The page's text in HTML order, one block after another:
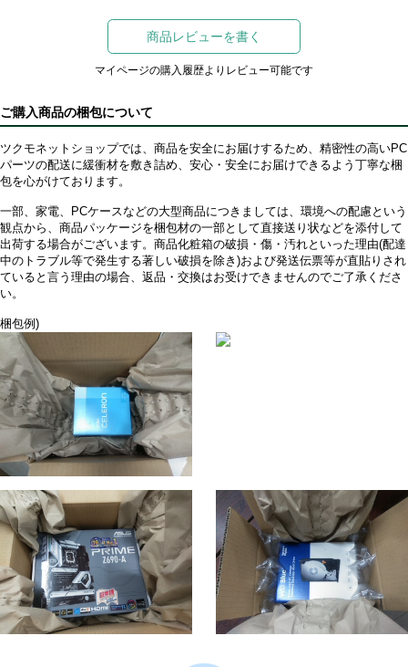
商品レビューを書く
マイページの購入履歴よりレビュー可能です
ご購入商品の梱包について
ツクモネットショップでは、商品を安全にお届けするため、精密性の高いPC
パーツの配送に緩衝材を敷き詰め、安心・安全にお届けできるよう丁寧な梱
包を心がけております。
一部、家電、PCケースなどの大型商品につきましては、環境への配慮という
観点から、商品パッケージを梱包材の一部として直接送り状などを添付して
出荷する場合がございます。商品化粧箱の破損・傷・汚れといった理由(配達
中のトラブル等で発生する著しい破損を除き)および発送伝票等が直貼りされ
ていると言う理由の場合、返品・交換はお受けできませんのでご了承くださ
い。
梱包例)